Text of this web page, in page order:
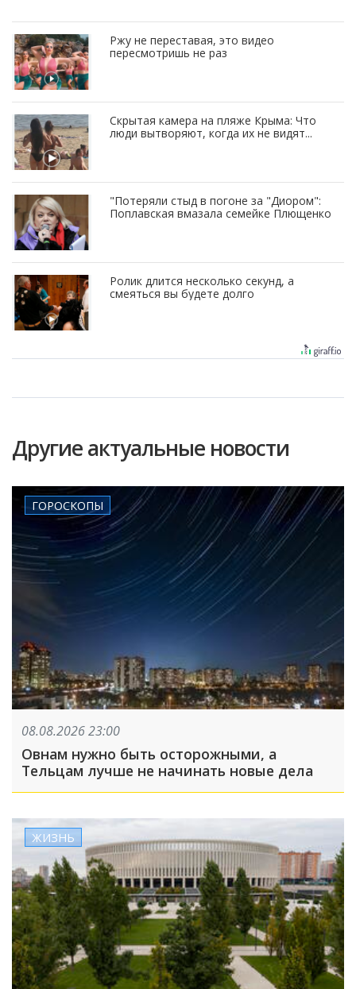
Ржу не переставая, это видео
пересмотришь не раз
Скрытая камера на пляже Крыма: Что
люди вытворяют, когда их не видят...
"Потеряли стыд в погоне за "Диором":
Поплавская вмазала семейке Плющенко
Ролик длится несколько секунд, а
смеяться вы будете долго
Другие актуальные новости
ГОРОСКОПЫ
08.08.2026 23:00
Овнам нужно быть осторожными, а
Тельцам лучше не начинать новые дела
ЖИЗНЬ